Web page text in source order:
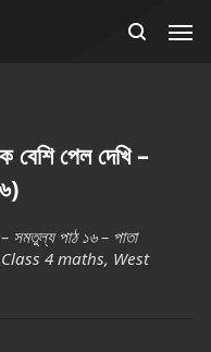
পেল দেখি –
পাঠ ১৬ – পাতা
Class 4 maths, West